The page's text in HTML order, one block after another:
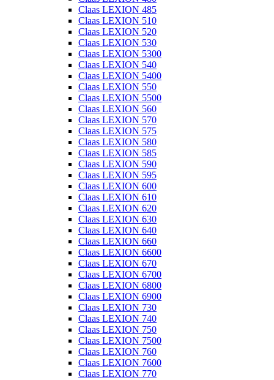
Claas LEXION 485
Claas LEXION 510
Claas LEXION 520
Claas LEXION 530
Claas LEXION 5300
Claas LEXION 540
Claas LEXION 5400
Claas LEXION 550
Claas LEXION 5500
Claas LEXION 560
Claas LEXION 570
Claas LEXION 575
Claas LEXION 580
Claas LEXION 585
Claas LEXION 590
Claas LEXION 595
Claas LEXION 600
Claas LEXION 610
Claas LEXION 620
Claas LEXION 630
Claas LEXION 640
Claas LEXION 660
Claas LEXION 6600
Claas LEXION 670
Claas LEXION 6700
Claas LEXION 6800
Claas LEXION 6900
Claas LEXION 730
Claas LEXION 740
Claas LEXION 750
Claas LEXION 7500
Claas LEXION 760
Claas LEXION 7600
Claas LEXION 770